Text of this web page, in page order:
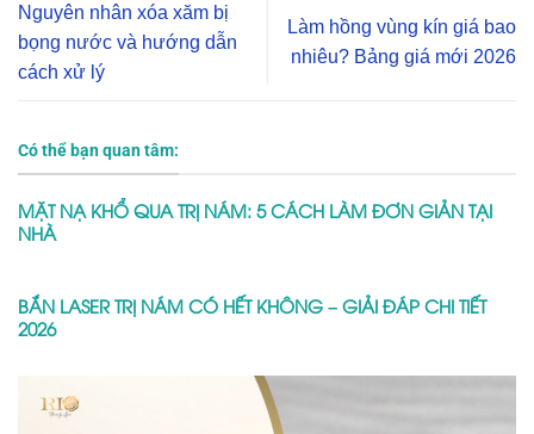
Nguyên nhân xóa xăm bị
bọng nước và hướng dẫn
cách xử lý
Làm hồng vùng kín giá bao
nhiêu? Bảng giá mới 2026
Có thể bạn quan tâm:
MẶT NẠ KHỔ QUA TRỊ NÁM: 5 CÁCH LÀM ĐƠN GIẢN TẠI
NHÀ
BẮN LASER TRỊ NÁM CÓ HẾT KHÔNG – GIẢI ĐÁP CHI TIẾT
2026